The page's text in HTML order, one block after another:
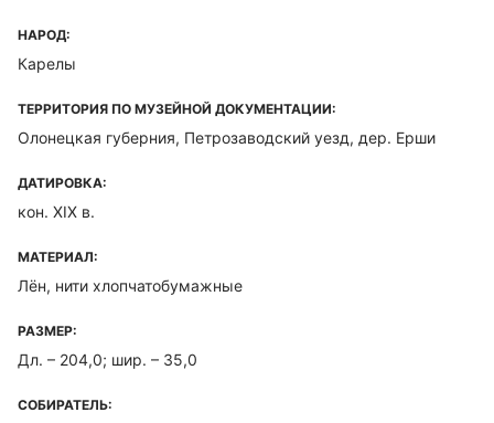
НАРОД:
Карелы
ТЕРРИТОРИЯ ПО МУЗЕЙНОЙ ДОКУМЕНТАЦИИ:
Олонецкая губерния, Петрозаводский уезд, дер. Ерши
ДАТИРОВКА:
кон. XIX в.
МАТЕРИАЛ:
Лён, нити хлопчатобумажные
РАЗМЕР:
Дл. – 204,0; шир. – 35,0
СОБИРАТЕЛЬ: